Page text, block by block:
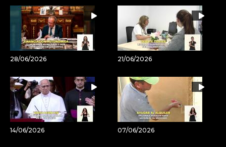
28/06/2026 21/06/2026
14/06/2026 07/06/2026